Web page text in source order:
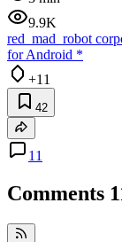
9.9K
red_mad_robot
for Android *
+11
42
11
Comments